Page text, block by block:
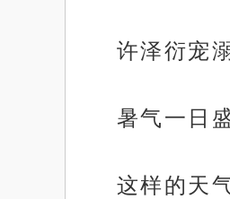
许泽衍宠
暑气一日
这样的天